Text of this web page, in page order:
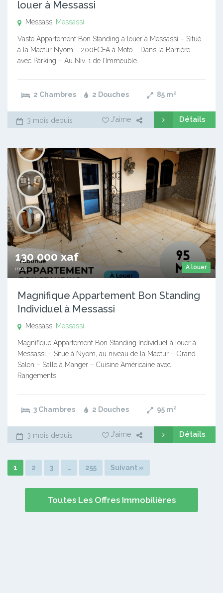
louer à Messassi
Messassi Messassi
Vaste Appartement Bon Standing à louer à Messassi – Situé
à la Maetur Nyom – 200FCFA à Moto – Dans la Barrière
avec Parking – Au Niv. 1 de l’Immeuble…
2 Chambres 2 Douches 85 m²
3 mois depuis J'aime Détails
A louer
130 000 xaf
mois
Magnifique Appartement Bon Standing
Individuel à Messassi
Messassi Messassi
Magnifique Appartement Bon Standing Individuel à louer à
Messassi – Situé à Nyom, au niveau de la Maetur – Grand
Salon – Salle à Manger – Cuisine Américaine avec
Rangements…
3 Chambres 2 Douches 95 m²
3 mois depuis J'aime Détails
1 2 3 … 255 Suivant »
Toutes Les Offres Immobilières